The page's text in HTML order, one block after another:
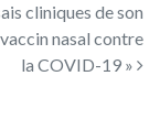
cliniques de son
nasal contre
la COVID-19 »